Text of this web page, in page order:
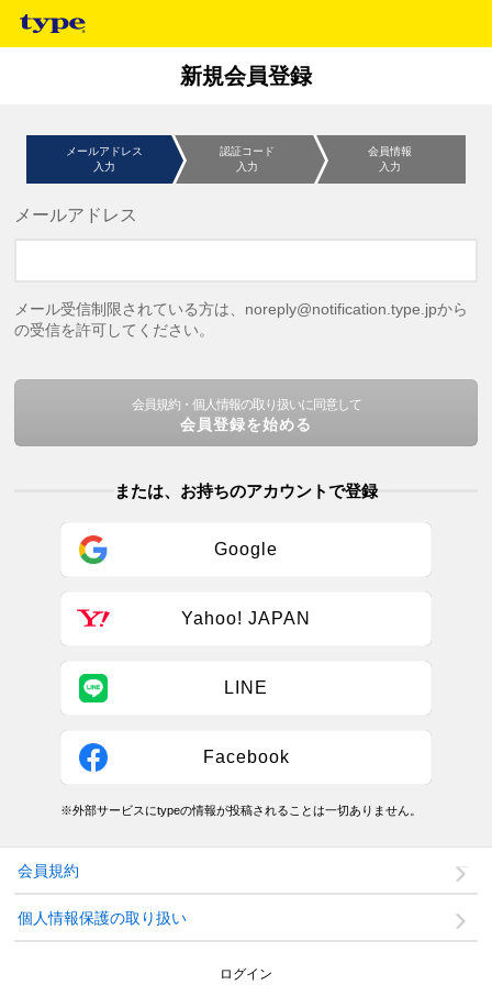
新規会員登録
メールアドレス
入力
認証コード
入力
会員情報
入力
メールアドレス
メール受信制限されている方は、noreply@notification.type.jpから
の受信を許可してください。
会員規約・個人情報の取り扱いに同意して
会員登録を始める
または、お持ちのアカウントで登録
Google
Yahoo! JAPAN
LINE
Facebook
※外部サービスにtypeの情報が投稿されることは一切ありません。
会員規約
個人情報保護の取り扱い
ログイン